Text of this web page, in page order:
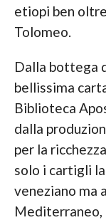
etiopi ben
Tolomeo.
Dalla bottega
bellissima
Biblioteca
dalla
per la
solo i cartigli
veneziano ma